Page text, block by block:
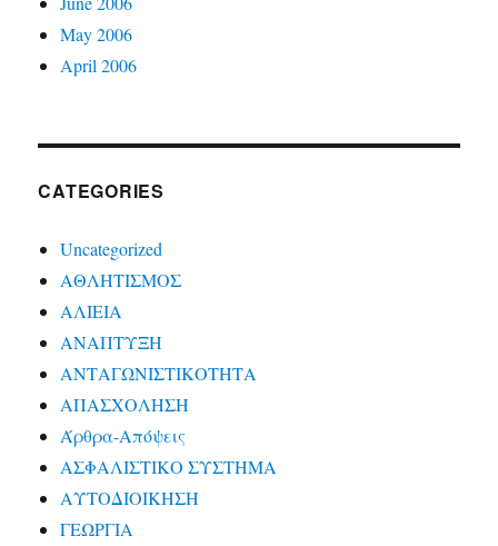
May 2006
April 2006
CATEGORIES
Uncategorized
ΑΘΛΗΤΙΣΜΟΣ
ΑΛΙΕΙΑ
ΑΝΑΠΤΥΞΗ
ΑΝΤΑΓΩΝΙΣΤΙΚΟΤΗΤΑ
ΑΠΑΣΧΟΛΗΣΗ
Άρθρα-Απόψεις
ΑΣΦΑΛΙΣΤΙΚΟ ΣΥΣΤΗΜΑ
ΑΥΤΟΔΙΟΙΚΗΣΗ
ΓΕΩΡΓΙΑ